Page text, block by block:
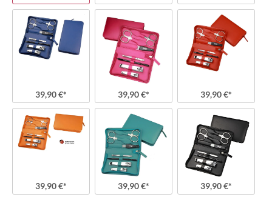
39,90 €* 39,90 €* 39,90 €*
39,90 €* 39,90 €* 39,90 €*